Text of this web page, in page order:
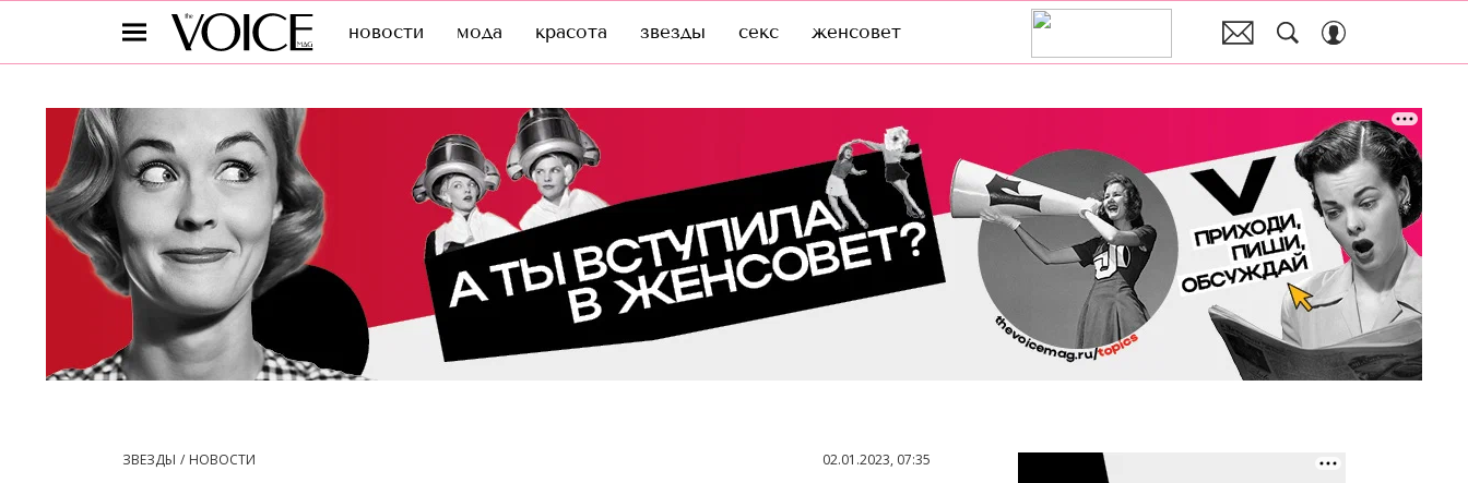
новости мода красота звезды секс женсовет
ЗВЕЗДЫ НОВОСТИ 02.01.2023, 07:35